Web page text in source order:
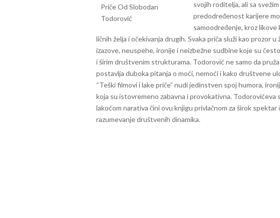
svojih roditelja, ali sa
predodređenost karijere
samoodređenje, kroz likove
ličnih želja i očekivanja drugih. Svaka priča služi kao prozor
izazove, neuspehe, ironije i neizbežne sudbine koje su
i širim društvenim strukturama. Todorović ne samo da
postavlja duboka pitanja o moći, nemoći i kako društvene
“Teški filmovi i lake priče” nudi jedinstven spoj humora,
koja su istovremeno zabavna i provokativna.
lakoćom narativa čini ovu knjigu privlačnom za širok
razumevanje društvenih dinamika.